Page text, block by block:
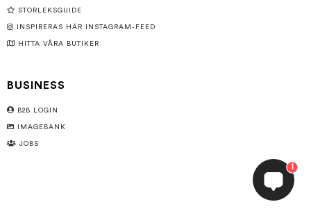
STORLEKSGUIDE
INSPIRERAS HÄR INSTAGRAM-FEED
HITTA VÅRA BUTIKER
BUSINESS
B2B LOGIN
IMAGEBANK
JOBS
1